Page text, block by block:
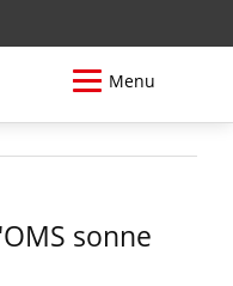
Menu
sonne